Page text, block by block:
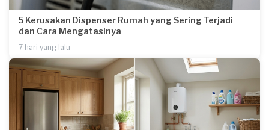
5 Kerusakan Dispenser Rumah yang Sering Terjadi
dan Cara Mengatasinya
7 hari yang lalu